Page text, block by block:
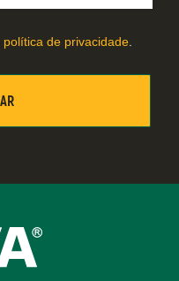
política de privacidade